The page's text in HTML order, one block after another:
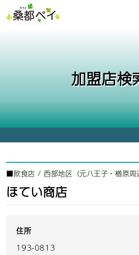
ン
プ
加盟店検
■飲食店 /西部地区（元八王子・楢原周
ほてい商店
住所
193-0813